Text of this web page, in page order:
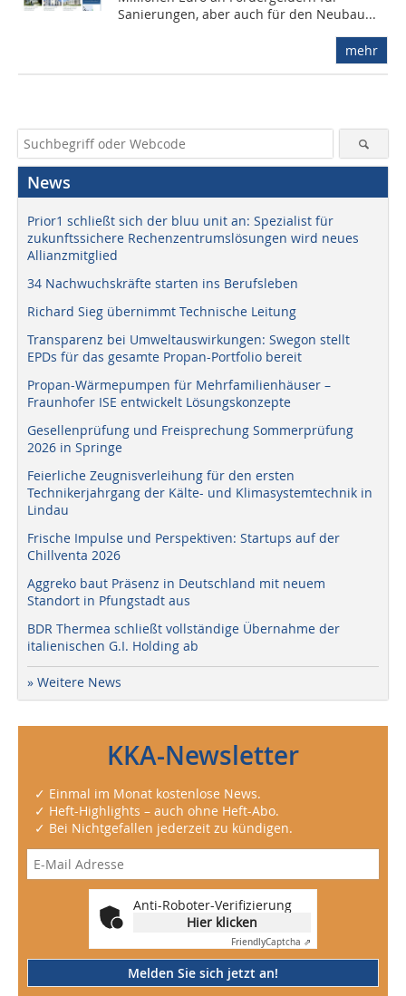
Sanierungen, aber auch für den Neubau...
mehr
News
Prior1 schließt sich der bluu unit an: Spezialist für
zukunftssichere Rechenzentrumslösungen wird neues
Allianzmitglied
34 Nachwuchskräfte starten ins Berufsleben
Richard Sieg übernimmt Technische Leitung
Transparenz bei Umweltauswirkungen: Swegon stellt
EPDs für das gesamte Propan-Portfolio bereit
Propan-Wärmepumpen für Mehrfamilienhäuser –
Fraunhofer ISE entwickelt Lösungskonzepte
Gesellenprüfung und Freisprechung Sommerprüfung
2026 in Springe
Feierliche Zeugnisverleihung für den ersten
Technikerjahrgang der Kälte- und Klimasystemtechnik in
Lindau
Frische Impulse und Perspektiven: Startups auf der
Chillventa 2026
Aggreko baut Präsenz in Deutschland mit neuem
Standort in Pfungstadt aus
BDR Thermea schließt vollständige Übernahme der
italienischen G.I. Holding ab
» Weitere News
KKA-Newsletter
✓ Einmal im Monat kostenlose News.
✓ Heft-Highlights – auch ohne Heft-Abo.
✓ Bei Nichtgefallen jederzeit zu kündigen.
Anti-Roboter-Verifizierung
Hier klicken
FriendlyCaptcha ⇗
Melden Sie sich jetzt an!